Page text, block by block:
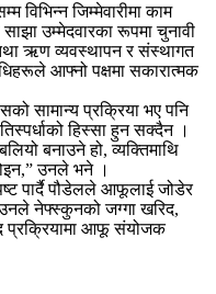
विभिन्न जिम्मेवारीमा काम
उम्मेदवारका रूपमा चुनावी
तथा ऋण व्यवस्थापन र संस्थागत
आफ्नो पक्षमा सकारात्मक
सामान्य प्रक्रिया भए पनि
हिस्सा हुन सक्दैन ।
बनाउने हो, व्यक्तिमाथि
उनले भने ।
पार्दै पौडेलले आफूलाई जोडेर
नेफ्स्कुनको जग्गा खरिद,
प्रक्रियामा आफू संयोजक